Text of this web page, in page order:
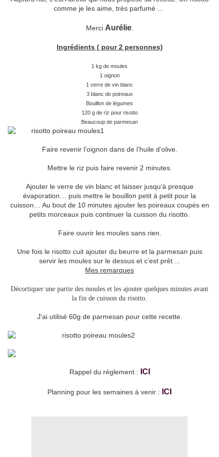
comme je les aime, très parfumé ...
Merci Aurélie.
Ingrédients ( pour 2 personnes)
1 kg de moules
1 oignon
1 verre de vin blanc
3 blanc de poireaux
Bouillon de légumes
120 g de riz pour risotto
Beaucoup de parmesan
Faire revenir l’oignon dans de l’huile d’olive.
Mettre le riz puis faire revenir 2 minutes.
Ajouter le verre de vin blanc et laisser jusqu’à presque
évaporation… puis mettre le bouillon petit à petit pour la
cuisson… Au bout de 10 minutes ajouter les poireaux coupés en
petits morceaux puis continuer la cuisson du risotto.
Faire ouvrir les moules sans rien.
Une fois le risotto cuit ajouter du beurre et la parmesan puis
servir les moules sur le dessus et c’est prêt ...
Mes remarques
Décortiquer une partie des moules et les ajouter quelques minutes avant
la fin de cuisson du risotto.
J'ai utilisé 60g de parmesan pour cette recette.
Rappel du réglement : ICI
Planning pour les semaines à venir : ICI